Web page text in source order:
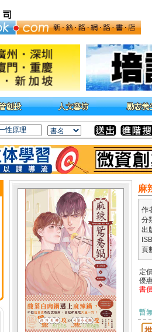
麻
作
分
出
頁
定
優
書
暫